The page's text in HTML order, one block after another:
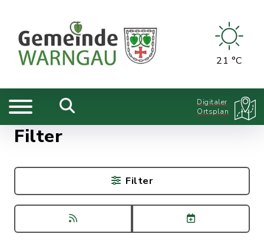
21 °C
Digitaler
Ortsplan
Filter
Filter